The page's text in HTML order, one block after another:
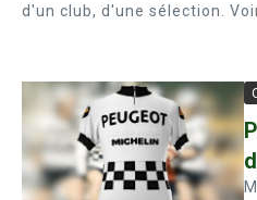
d'un club, d'une sélection.